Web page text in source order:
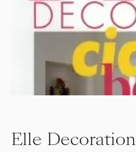
Elle Decoration